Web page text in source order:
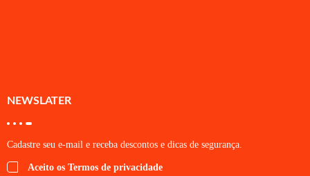
NEWSLATER
Cadastre seu e-mail e receba descontos e dicas de segurança.
Aceito os Termos de privacidade